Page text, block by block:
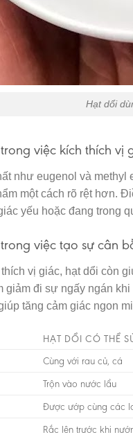
Hạt dổi
việc kích thích
như eugenol và
một cách rõ rệt hơn.
yếu hoặc đang trong
việc tạo sự cân
vị giác, hạt dổi còn
giảm đi sự ngấy ngán
tăng cảm giác ngon
HẠT DỔI CÓ THỂ
Cùng với rau củ, cá
Trộn vào nước lẩu
Được ướp cùng các
Rắc lên trước khi